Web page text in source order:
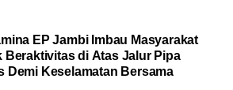
EP Jambi Imbau Masyarakat
Beraktivitas di Atas Jalur Pipa
Demi Keselamatan Bersama